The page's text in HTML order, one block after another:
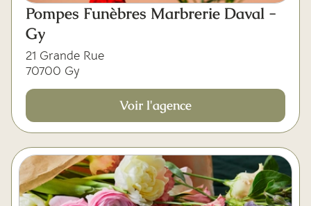
Pompes Funèbres Marbrerie Daval -
Gy
21 Grande Rue
70700 Gy
Voir l'agence